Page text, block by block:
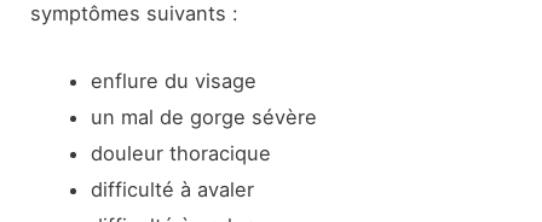
symptômes suivants :
enflure du visage
un mal de gorge sévère
douleur thoracique
difficulté à avaler